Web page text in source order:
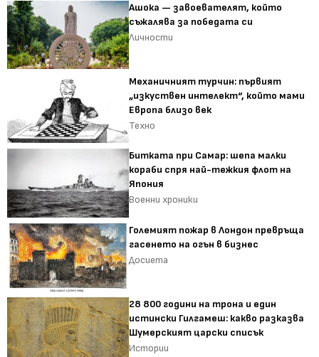
Ашока — завоевателят, който
съжалява за победата си
Личности
Механичният турчин: първият
„изкуствен интелект“, който мами
Европа близо век
Техно
Битката при Самар: шепа малки
кораби спря най-тежкия флот на
Япония
Военни хроники
Големият пожар в Лондон превръща
гасенето на огън в бизнес
Досиета
28 800 години на трона и един
истински Гилгамеш: какво разказва
Шумерският царски списък
Истории